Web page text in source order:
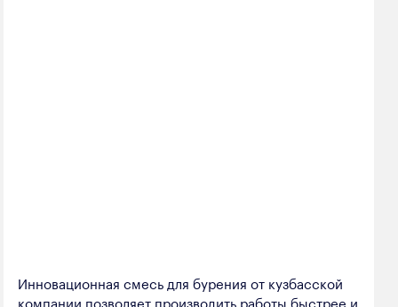
Инновационная смесь для бурения от кузбасской
компании позволяет производить работы быстрее и